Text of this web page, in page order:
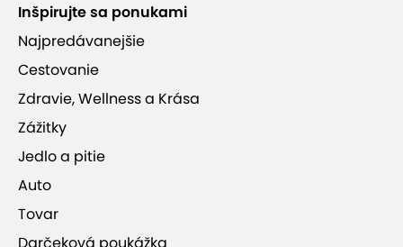
Výhody kurzu online
Tiež premýšľate o tom, prečo si stále viac a viac
ľudí volí jazykový kurz cez internet? V nasledujúcich
kurzu online:
Inšpirujte sa ponukami
Najpredávanejšie
Cestovanie
Zdravie, Wellness a Krása
Zážitky
Jedlo a pitie
Auto
Tovar